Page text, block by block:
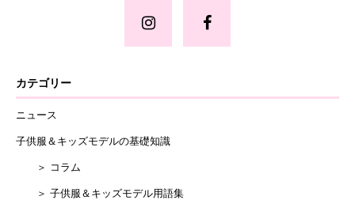
カテゴリー
ニュース
子供服＆キッズモデルの基礎知識
＞ コラム
＞ 子供服＆キッズモデル用語集